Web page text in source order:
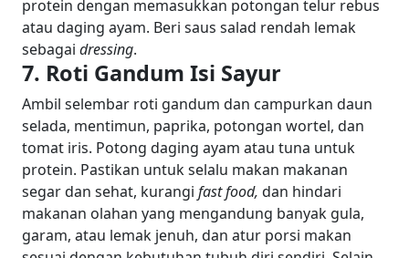
protein dengan memasukkan potongan telur rebus
atau daging ayam. Beri saus salad rendah lemak
sebagai dressing.
7. Roti Gandum Isi Sayur
Ambil selembar roti gandum dan campurkan daun
selada, mentimun, paprika, potongan wortel, dan
tomat iris. Potong daging ayam atau tuna untuk
protein. Pastikan untuk selalu makan makanan
segar dan sehat, kurangi fast food, dan hindari
makanan olahan yang mengandung banyak gula,
garam, atau lemak jenuh, dan atur porsi makan